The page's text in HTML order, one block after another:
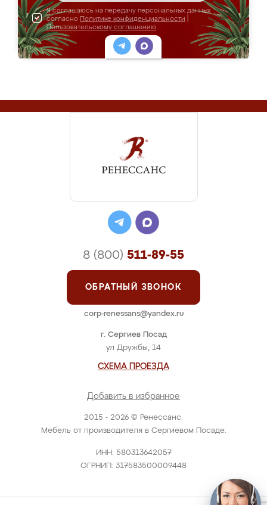
Я соглашаюсь на передачу персональных данных
согласно Политике конфиденциальности
Пользовательскому соглашению
2015 - 2026 © Ренессанс.
Мебель от производителя в Сергиевом Посаде.
ИНН: 580313642057
ОГРНИП: 317583500009448
г. Сергиев Посад
ул Дружбы, 14
СХЕМА ПРОЕЗДА
Добавить в избранное
8 (800) 511-89-55
ОБРАТНЫЙ ЗВОНОК
corp-renessans@yandex.ru